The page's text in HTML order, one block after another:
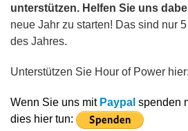
unterstützen. Helfen Sie uns
neue Jahr zu starten! Das sind nur
des Jahres.
Unterstützen Sie Hour of Power hier:
Wenn Sie uns mit Paypal spenden
dies hier tun: